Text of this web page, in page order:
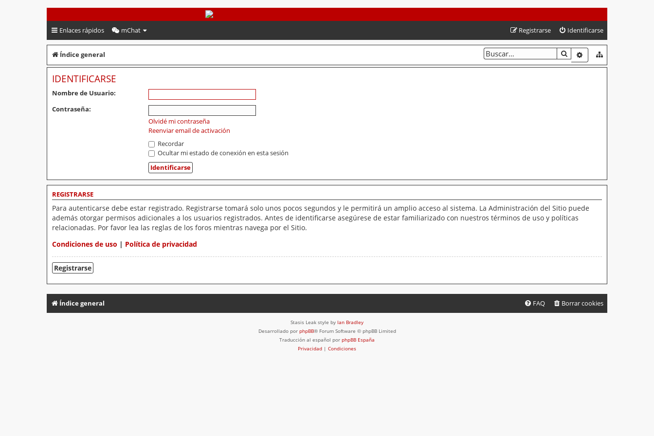
PeruVoley.com
Enlaces rápidos mChat Identificarse
Registrarse
Índice general BUSCARBÚSQUEDA
IDENTIFICARSE
Nombre de Usuario:
Contraseña:
Olvidé mi contraseña
Reenviar email de activación
Recordar
Ocultar mi estado de conexión en esta sesión
REGISTRARSE
Para autenticarse debe estar registrado. Registrarse tomará solo unos pocos segundos y le permitirá un amplio acceso al sistema. La Administración del Sitio puede
además otorgar permisos adicionales a los usuarios registrados. Antes de identificarse asegúrese de estar familiarizado con nuestros términos de uso y políticas
relacionadas. Por favor lea las reglas de los foros mientras navega por el Sitio.
Condiciones de uso | Política de privacidad
Registrarse
Índice general Borrar cookies
FAQ
Stasis Leak style by Ian Bradley
Desarrollado por phpBB® Forum Software © phpBB Limited
Traducción al español por phpBB España
Privacidad | Condiciones